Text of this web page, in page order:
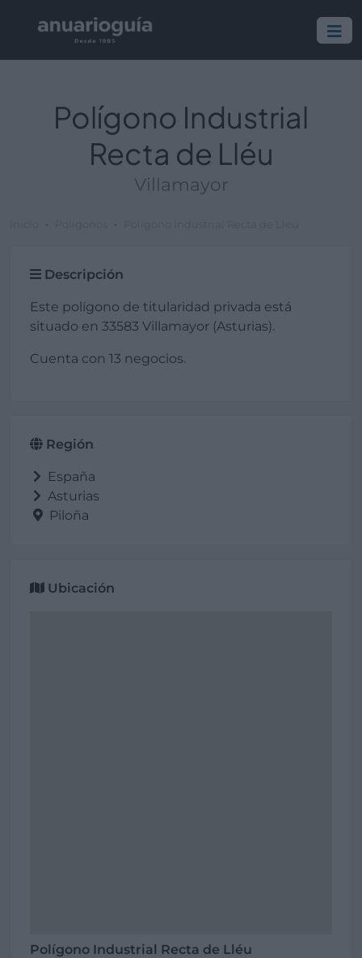
Polígono Industrial
Recta de Lléu
Villamayor
Descripción
Este polígono de titularidad privada está
situado en 33583 Villamayor (Asturias).
Cuenta con 13 negocios.
Región
España
Asturias
Piloña
Ubicación
Polígono Industrial Recta de Lléu